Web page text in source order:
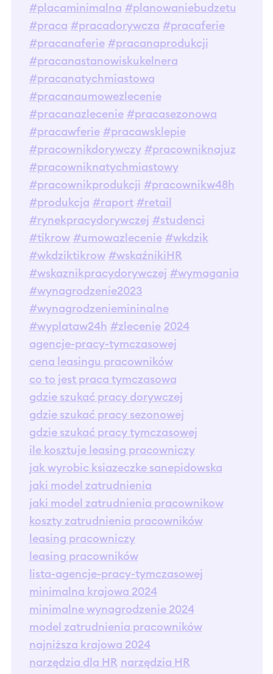
#placaminimalna #planowaniebudzetu
#praca #pracadorywcza #pracaferie
#pracanaferie #pracanaprodukcji
#pracanastanowiskukelnera
#pracanatychmiastowa
#pracanaumowezlecenie
#pracanazlecenie #pracasezonowa
#pracawferie #pracawsklepie
#pracownikdorywczy #pracowniknajuz
#pracowniknatychmiastowy
#pracownikprodukcji #pracownikw48h
#produkcja #raport #retail
#rynekpracydorywczej #studenci
#tikrow #umowazlecenie #wkdzik
#wkdziktikrow #wskaźnikiHR
#wskaznikpracydorywczej #wymagania
#wynagrodzenie2023
#wynagrodzeniemininalne
#wyplataw24h #zlecenie 2024
agencje-pracy-tymczasowej
cena leasingu pracowników
co to jest praca tymczasowa
gdzie szukać pracy dorywczej
gdzie szukać pracy sezonowej
gdzie szukać pracy tymczasowej
ile kosztuje leasing pracowniczy
jak wyrobic ksiazeczke sanepidowska
jaki model zatrudnienia
jaki model zatrudnienia pracownikow
koszty zatrudnienia pracowników
leasing pracowniczy
leasing pracowników
lista-agencje-pracy-tymczasowej
minimalna krajowa 2024
minimalne wynagrodzenie 2024
model zatrudnienia pracowników
najniższa krajowa 2024
narzędzia dla HR narzędzia HR